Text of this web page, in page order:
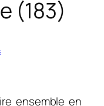
(183)
ensemble en